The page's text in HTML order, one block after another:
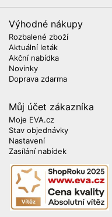
Výhodné nákupy
Rozbalené zboží
Aktuální leták
Akční nabídka
Novinky
Doprava zdarma
Můj účet zákazníka
Moje EVA.cz
Stav objednávky
Nastavení
Zasílání nabídek